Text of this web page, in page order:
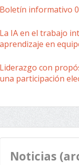
Boletín informativo
La IA en el trabajo
aprendizaje en
Liderazgo con
una participación
Noticias